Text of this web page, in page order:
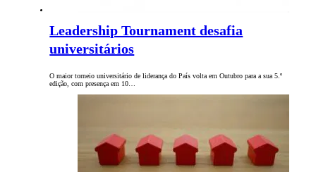
Leadership Tournament desafia
universitários
O maior torneio universitário de liderança do País volta em Outubro para a sua 5.º
edição, com presença em 10…